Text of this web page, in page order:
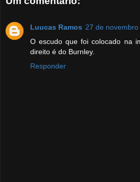
Luucas Ramos 27 de
O escudo que foi colocado na
direito é do Burnley.
Responder